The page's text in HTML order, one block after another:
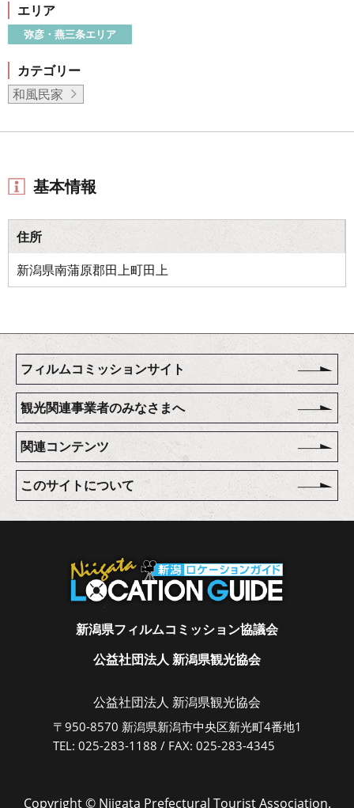
エリア
弥彦・燕三条エリア
カテゴリー
和風民家
基本情報
住所
新潟県南蒲原郡田上町田上
フィルムコミッションサイト
観光関連事業者のみなさまへ
関連コンテンツ
このサイトについて
新潟県フィルムコミッション協議会
公益社団法人 新潟県観光協会
公益社団法人 新潟県観光協会
〒950-8570 新潟県新潟市中央区新光町4番地1
TEL: 025-283-1188 / FAX: 025-283-4345
Copyright © Niigata Prefectural Tourist Association.